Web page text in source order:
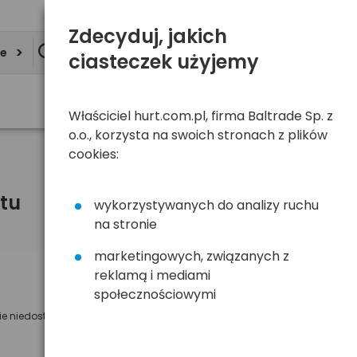
niedostępny
Powiadom mnie o dostępności
Zdecyduj, jakich
ciasteczek użyjemy
Właściciel hurt.com.pl, firma Baltrade Sp. z
o.o., korzysta na swoich stronach z plików
cookies:
wykorzystywanych do analizy ruchu
na stronie
marketingowych, związanych z
reklamą i mediami
społecznościowymi